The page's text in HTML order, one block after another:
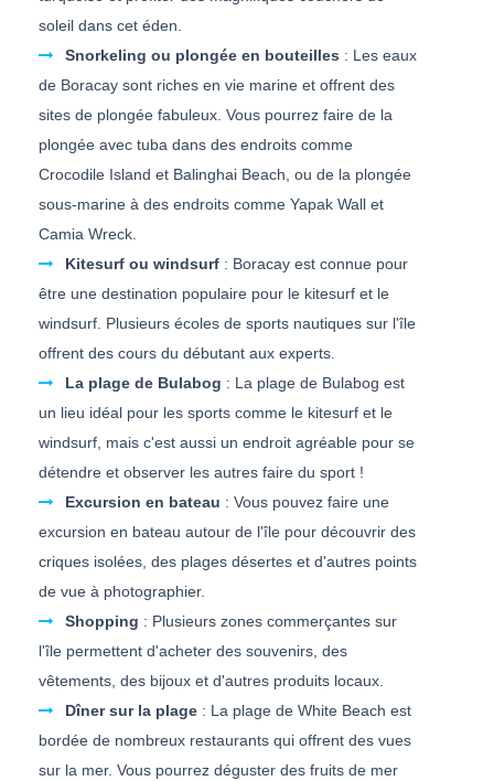
soleil dans cet éden.
Snorkeling ou plongée en bouteilles : Les eaux
de Boracay sont riches en vie marine et offrent des
sites de plongée fabuleux. Vous pourrez faire de la
plongée avec tuba dans des endroits comme
Crocodile Island et Balinghai Beach, ou de la plongée
sous-marine à des endroits comme Yapak Wall et
Camia Wreck.
Kitesurf ou windsurf : Boracay est connue pour
être une destination populaire pour le kitesurf et le
windsurf. Plusieurs écoles de sports nautiques sur l'île
offrent des cours du débutant aux experts.
La plage de Bulabog : La plage de Bulabog est
un lieu idéal pour les sports comme le kitesurf et le
windsurf, mais c'est aussi un endroit agréable pour se
détendre et observer les autres faire du sport !
Excursion en bateau : Vous pouvez faire une
excursion en bateau autour de l'île pour découvrir des
criques isolées, des plages désertes et d'autres points
de vue à photographier.
Shopping : Plusieurs zones commerçantes sur
l'île permettent d'acheter des souvenirs, des
vêtements, des bijoux et d'autres produits locaux.
Dîner sur la plage : La plage de White Beach est
bordée de nombreux restaurants qui offrent des vues
sur la mer. Vous pourrez déguster des fruits de mer